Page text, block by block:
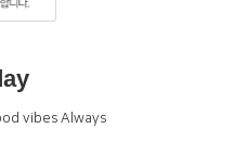
vibes Always